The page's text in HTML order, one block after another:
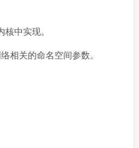
中实现。
相关的命名空间参数。